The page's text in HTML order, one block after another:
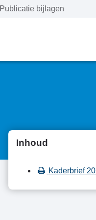
Publicatie bijlagen
Inhoud
Kaderbrief